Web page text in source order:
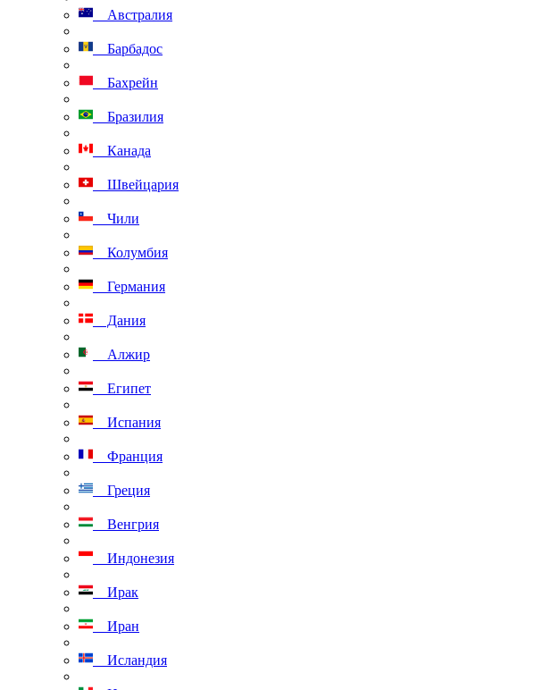
Австралия
Барбадос
Бахрейн
Бразилия
Канада
Швейцария
Чили
Колумбия
Германия
Дания
Алжир
Египет
Испания
Франция
Греция
Венгрия
Индонезия
Ирак
Иран
Исландия